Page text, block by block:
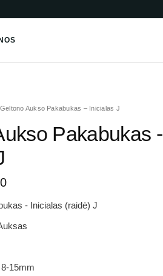
Geltono Aukso Pakabukas – Inicialas J
Pakabukas -
Price
€76.00
- Inicialas (raidė) J
15mm